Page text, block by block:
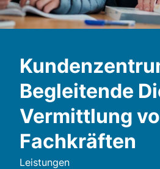
Begleitende
Vermittlung
Fachkräften
Leistungen